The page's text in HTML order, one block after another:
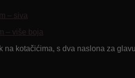
– siva
– više boja
na kotačićima, s dva naslona za